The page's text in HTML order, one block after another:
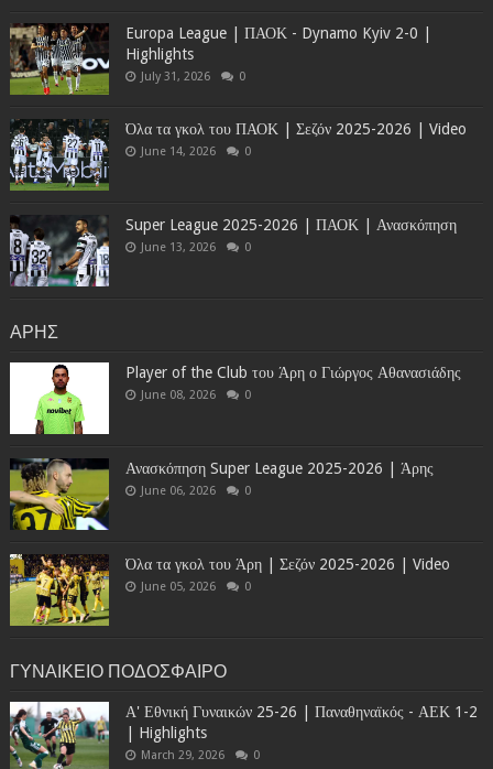
Europa League | ΠΑΟΚ - Dynamo Kyiv 2-0 |
Highlights
July 31, 2026 0
Όλα τα γκολ του ΠΑΟΚ | Σεζόν 2025-2026 | Video
June 14, 2026 0
Super League 2025-2026 | ΠΑΟΚ | Ανασκόπηση
June 13, 2026 0
ΑΡΗΣ
Player of the Club του Άρη ο Γιώργος Αθανασιάδης
June 08, 2026 0
Ανασκόπηση Super League 2025-2026 | Άρης
June 06, 2026 0
Όλα τα γκολ του Άρη | Σεζόν 2025-2026 | Video
June 05, 2026 0
ΓΥΝΑΙΚΕΙΟ ΠΟΔΟΣΦΑΙΡΟ
Α' Εθνική Γυναικών 25-26 | Παναθηναϊκός - ΑΕΚ 1-2
| Highlights
March 29, 2026 0